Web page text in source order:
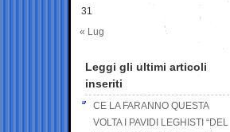
31
« Lug
Leggi gli ultimi articoli
inseriti
CE LA FARANNO QUESTA
VOLTA I PAVIDI LEGHISTI “DEL